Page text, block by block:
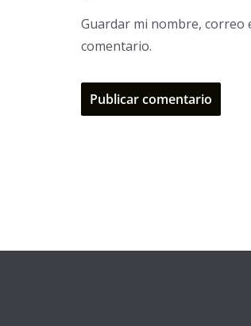
Guardar mi nombre, correo
comentario.